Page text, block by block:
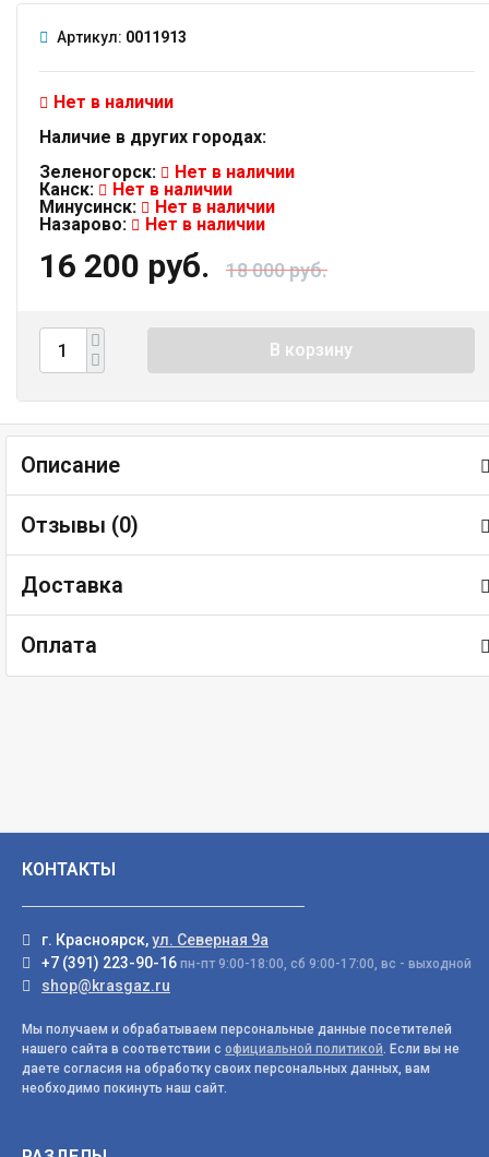
Артикул: 0011913
Нет в наличии
Наличие в других городах:
Зеленогорск:
Нет в наличии
Канск:
Нет в наличии
Минусинск:
Нет в наличии
Назарово:
Нет в наличии
16 200 руб. 18 000 руб.
В корзину
Описание
Отзывы (0)
Доставка
Оплата
КОНТАКТЫ
г. Красноярск,ул. Северная 9а
+7 (391) 223-90-16 пн-пт 9:00-18:00, сб 9:00-17:00, вс - выходной
shop@krasgaz.ru
Мы получаем и обрабатываем персональные данные посетителей
нашего сайта в соответствии с официальной политикой. Если вы не
даете согласия на обработку своих персональных данных, вам
необходимо покинуть наш сайт.